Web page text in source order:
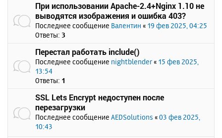
При использовании Apache-2.4+Nginx 1.10 не
выводятся изображения и ошибка 403?
Последнее сообщение Валентин « 19 фев 2025, 04:25
Ответы: 3
Перестал работать include()
Последнее сообщение nightblender « 15 фев 2025,
13:54
Ответы: 1
SSL Lets Encrypt недоступен после
перезагрузки
Последнее сообщение AEDSolutions «03 фев 2025,
10:43